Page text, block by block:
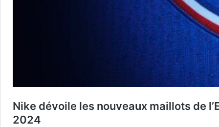
Nike dévoile les nouveaux maillots de
2024